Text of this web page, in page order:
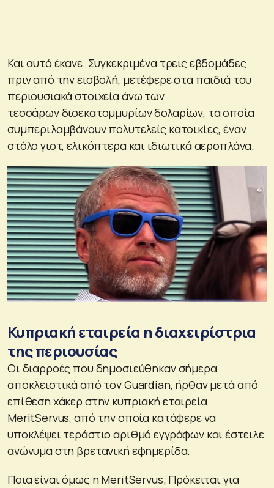
Και αυτό έκανε. Συγκεκριμένα τρεις εβδομάδες
πριν από την εισβολή, μετέφερε στα παιδιά του
περιουσιακά στοιχεία άνω των
τεσσάρων δισεκατομμυρίων δολαρίων, τα οποία
συμπεριλαμβάνουν πολυτελείς κατοικίες, έναν
στόλο γιοτ, ελικόπτερα και ιδιωτικά αεροπλάνα.
Κυπριακή εταιρεία η διαχειρίστρια
της περιουσίας
Οι διαρροές που δημοσιεύθηκαν σήμερα
αποκλειστικά από τον Guardian, ήρθαν μετά από
επίθεση χάκερ στην κυπριακή εταιρεία
MeritServus, από την οποία κατάφερε να
υποκλέψει τεράστιο αριθμό εγγράφων και έστειλε
ανώνυμα στη βρετανική εφημερίδα.
Ποια είναι όμως η MeritServus; Πρόκειται για